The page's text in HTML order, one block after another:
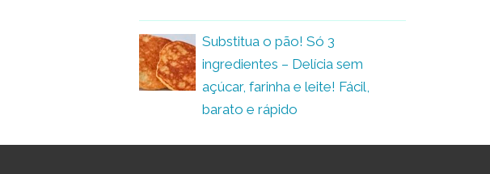
Substitua o pão! Só 3
ingredientes – Delícia sem
açúcar, farinha e leite! Fácil,
barato e rápido